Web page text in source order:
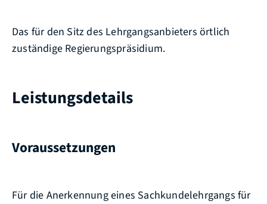
Das für den Sitz des Lehrgangsanbieters örtlich
zuständige Regierungspräsidium.
Leistungsdetails
Voraussetzungen
Für die Anerkennung eines Sachkundelehrgangs für